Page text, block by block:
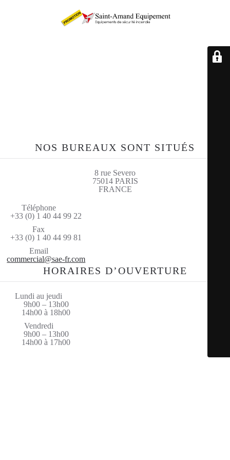
NOS BUREAUX SONT SITUÉS
8 rue Severo
75014 PARIS
FRANCE
Téléphone
+33 (0) 1 40 44 99 22
Fax
+33 (0) 1 40 44 99 81
Email
commercial@sae-fr.com
HORAIRES D’OUVERTURE
Lundi au jeudi
9h00 – 13h00
14h00 à 18h00
Vendredi
9h00 – 13h00
14h00 à 17h00